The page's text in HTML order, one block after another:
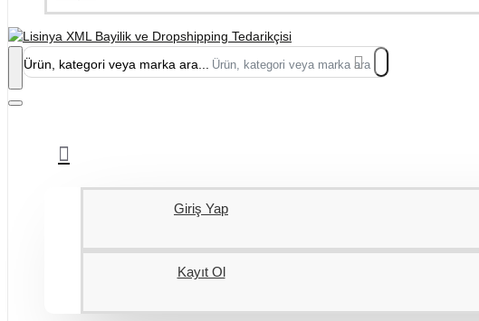
Ürün, kategori veya marka ara...
Giriş Yap
Kayıt Ol